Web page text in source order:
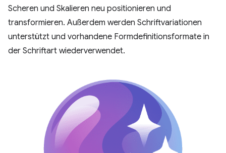
Scheren und Skalieren neu positionieren und
transformieren. Außerdem werden Schriftvariationen
unterstützt und vorhandene Formdefinitionsformate in
der Schriftart wiederverwendet.